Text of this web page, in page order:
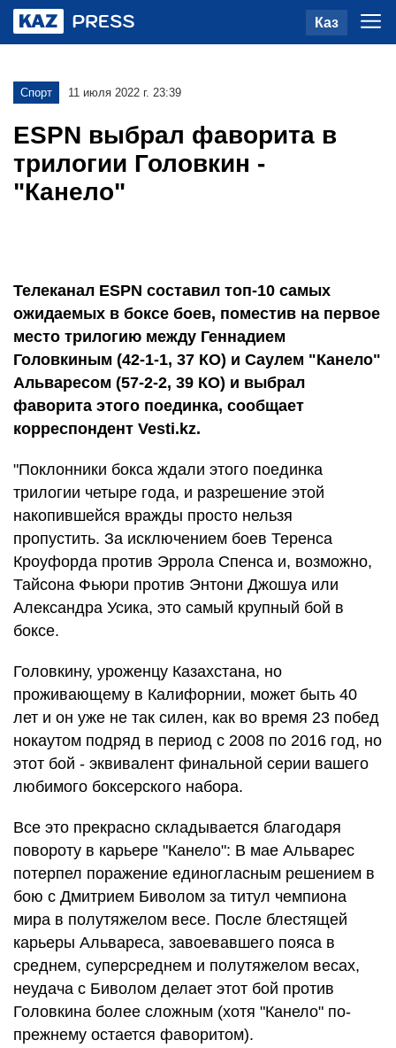
Каз
Спорт 11 июля 2022 г. 23:39
ESPN выбрал фаворита в
трилогии Головкин -
"Канело"
Телеканал ESPN составил топ-10 самых
ожидаемых в боксе боев, поместив на первое
место трилогию между Геннадием
Головкиным (42-1-1, 37 КО) и Саулем "Канело"
Альваресом (57-2-2, 39 КО) и выбрал
фаворита этого поединка, сообщает
корреспондент Vesti.kz.
"Поклонники бокса ждали этого поединка
трилогии четыре года, и разрешение этой
накопившейся вражды просто нельзя
пропустить. За исключением боев Теренса
Кроуфорда против Эррола Спенса и, возможно,
Тайсона Фьюри против Энтони Джошуа или
Александра Усика, это самый крупный бой в
боксе.
Головкину, уроженцу Казахстана, но
проживающему в Калифорнии, может быть 40
лет и он уже не так силен, как во время 23 побед
нокаутом подряд в период с 2008 по 2016 год, но
этот бой - эквивалент финальной серии вашего
любимого боксерского набора.
Все это прекрасно складывается благодаря
повороту в карьере "Канело": В мае Альварес
потерпел поражение единогласным решением в
бою с Дмитрием Биволом за титул чемпиона
мира в полутяжелом весе. После блестящей
карьеры Альвареса, завоевавшего пояса в
среднем, суперсреднем и полутяжелом весах,
неудача с Биволом делает этот бой против
Головкина более сложным (хотя "Канело" по-
прежнему остается фаворитом).